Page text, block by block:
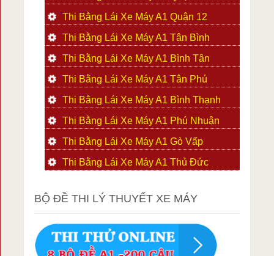
Thi Bằng Lái Xe Máy A1 Quận 12
Thi Bằng Lái Xe Máy A1 Tân Bình
Thi Bằng Lái Xe Máy A1 Bình Tân
Thi Bằng Lái Xe Máy A1 Tân Phú
Thi Bằng Lái Xe Máy A1 Bình Thạnh
Thi Bằng Lái Xe Máy A1 Phú Nhuận
Thi Bằng Lái Xe Máy A1 Gò Vấp
Thi Bằng Lái Xe Máy A1 Thủ Đức
BỘ ĐỀ THI LÝ THUYẾT XE MÁY